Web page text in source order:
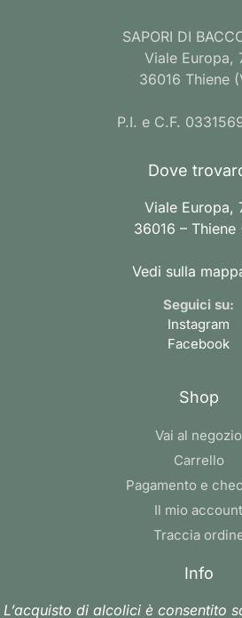
SAPORI DI
Viale Europa,
36016 Thiene
P.I. e C.F.
Dove
Viale Europa,
36016 – Thiene
Vedi sulla
Seguici su:
Instagram
Facebook
Shop
Vai al negozio
Carrello
Pagamento e
Il mio account
Traccia
Info
L’acquisto di alcolici è consentito